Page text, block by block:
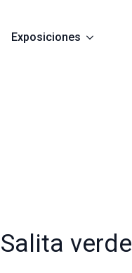
Exposiciones
Salita verde